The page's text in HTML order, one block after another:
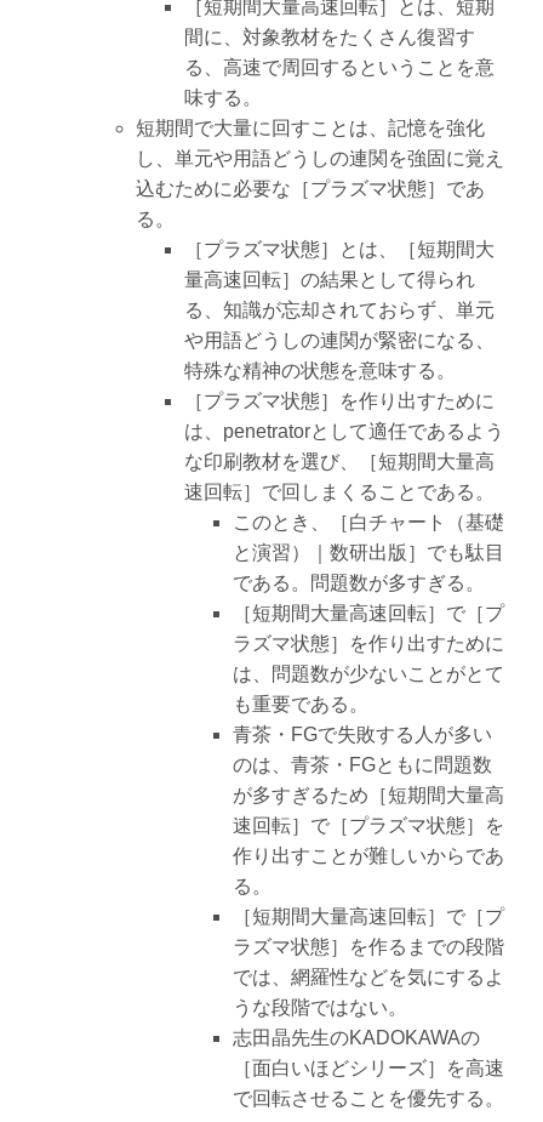
［短期間大量高速回転］とは、短期
間に、対象教材をたくさん復習す
る、高速で周回するということを意
味する。
短期間で大量に回すことは、記憶を強化
し、単元や用語どうしの連関を強固に覚え
込むために必要な［プラズマ状態］であ
る。
［プラズマ状態］とは、［短期間大
量高速回転］の結果として得られ
る、知識が忘却されておらず、単元
や用語どうしの連関が緊密になる、
特殊な精神の状態を意味する。
［プラズマ状態］を作り出すために
は、penetratorとして適任であるよう
な印刷教材を選び、［短期間大量高
速回転］で回しまくることである。
このとき、［白チャート（基礎
と演習）｜数研出版］でも駄目
である。問題数が多すぎる。
［短期間大量高速回転］で［プ
ラズマ状態］を作り出すために
は、問題数が少ないことがとて
も重要である。
青茶・FGで失敗する人が多い
のは、青茶・FGともに問題数
が多すぎるため［短期間大量高
速回転］で［プラズマ状態］を
作り出すことが難しいからであ
る。
［短期間大量高速回転］で［プ
ラズマ状態］を作るまでの段階
では、網羅性などを気にするよ
うな段階ではない。
志田晶先生のKADOKAWAの
［面白いほどシリーズ］を高速
で回転させることを優先する。